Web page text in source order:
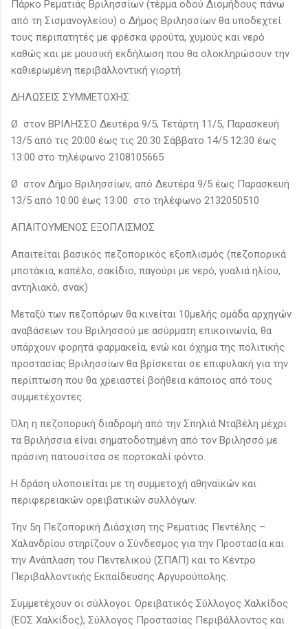
Πάρκο Ρεματιάς Βριλησσίων (τέρμα οδού Διομήδους πάνω
από τη Σισμανογλείου) ο Δήμος Βριλησσίων θα υποδεχτεί
τους περιπατητές με φρέσκα φρούτα, χυμούς και νερό
καθώς και με μουσική εκδήλωση που θα ολοκληρώσουν την
καθιερωμένη περιβαλλοντική γιορτή.
ΔΗΛΩΣΕΙΣ ΣΥΜΜΕΤΟΧΗΣ
Ø στον ΒΡΙΛΗΣΣΟ Δευτέρα 9/5, Τετάρτη 11/5, Παρασκευή
13/5 από τις 20:00 έως τις 20:30 Σάββατο 14/5 12:30 έως
13:00 στο τηλέφωνο 2108105665
Ø στον Δήμο Βριλησσίων, από Δευτέρα 9/5 έως Παρασκευή
13/5 από 10:00 έως 13:00 στο τηλέφωνο 2132050510
ΑΠΑΙΤΟΥΜΕΝΟΣ ΕΞΟΠΛΙΣΜΟΣ
Απαιτείται βασικός πεζοπορικός εξοπλισμός (πεζοπορικά
μποτάκια, καπέλο, σακίδιο, παγούρι με νερό, γυαλιά ηλίου,
αντηλιακό, σνακ)
Μεταξύ των πεζοπόρων θα κινείται 10μελής ομάδα αρχηγών
αναβάσεων του Βριλησσού με ασύρματη επικοινωνία, θα
υπάρχουν φορητά φαρμακεία, ενώ και όχημα της πολιτικής
προστασίας Βριλησσίων θα βρίσκεται σε επιφυλακή για την
περίπτωση που θα χρειαστεί βοήθεια κάποιος από τους
συμμετέχοντες.
Όλη η πεζοπορική διαδρομή από την Σπηλιά Νταβέλη μέχρι
τα Βριλήσσια είναι σηματοδοτημένη από τον Βριλησσό με
πράσινη πατουσίτσα σε πορτοκαλί φόντο.
Η δράση υλοποιείται με τη συμμετοχή αθηναϊκών και
περιφερειακών ορειβατικών συλλόγων.
Την 5η Πεζοπορική Διάσχιση της Ρεματιάς Πεντέλης –
Χαλανδρίου στηρίζουν ο Σύνδεσμος για την Προστασία και
την Ανάπλαση του Πεντελικού (ΣΠΑΠ) και το Κέντρο
Περιβαλλοντικής Εκπαίδευσης Αργυρούπολης.
Συμμετέχουν οι σύλλογοι: Ορειβατικός Σύλλογος Χαλκίδος
(ΕΟΣ Χαλκίδος), Σύλλογος Προστασίας Περιβάλλοντος και